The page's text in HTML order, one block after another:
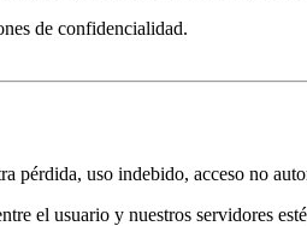
de confidencialidad.
pérdida, uso indebido, acceso no
el usuario y nuestros servidores